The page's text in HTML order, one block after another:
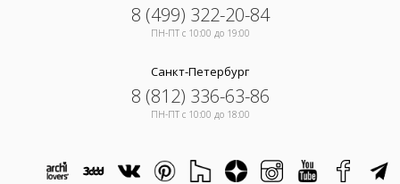
8 (499) 322-20-84
ПН-ПТ c 10:00 до 19:00
Санкт-Петербург
8 (812) 336-63-86
ПН-ПТ c 10:00 до 18:00